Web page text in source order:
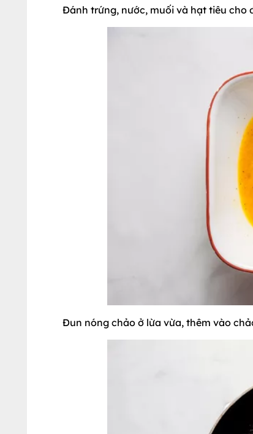
Đánh trứng, nước, muối và hạt tiêu cho
Đun nóng chảo ở lừa vừa, thêm vào